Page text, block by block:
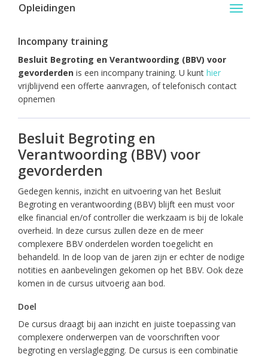
Toggle
Opleidingen
Incompany training
Besluit Begroting en Verantwoording (BBV) voor
gevorderden is een incompany training. U kunt hier
vrijblijvend een offerte aanvragen, of telefonisch contact
opnemen
Besluit Begroting en
Verantwoording (BBV) voor
gevorderden
Gedegen kennis, inzicht en uitvoering van het Besluit
Begroting en verantwoording (BBV) blijft een must voor
elke financial en/of controller die werkzaam is bij de lokale
overheid. In deze cursus zullen deze en de meer
complexere BBV onderdelen worden toegelicht en
behandeld. In de loop van de jaren zijn er echter de nodige
notities en aanbevelingen gekomen op het BBV. Ook deze
komen in de cursus uitvoerig aan bod.
Doel
De cursus draagt bij aan inzicht en juiste toepassing van
complexere onderwerpen van de voorschriften voor
begroting en verslaglegging. De cursus is een combinatie